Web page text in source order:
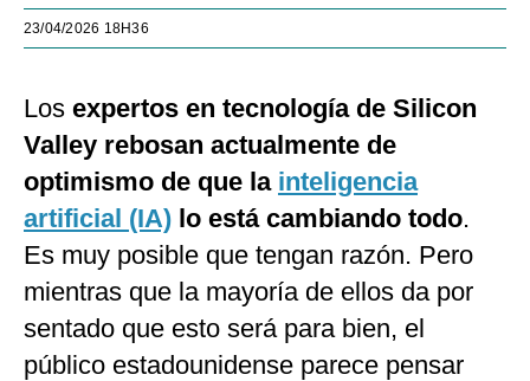
23/04/2026 18H36
Los expertos en tecnología de Silicon
Valley rebosan actualmente de
optimismo de que la inteligencia
artificial (IA) lo está cambiando todo.
Es muy posible que tengan razón. Pero
mientras que la mayoría de ellos da por
sentado que esto será para bien, el
público estadounidense parece pensar